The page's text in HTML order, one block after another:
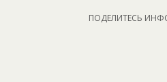
ПОДЕЛИТЕСЬ